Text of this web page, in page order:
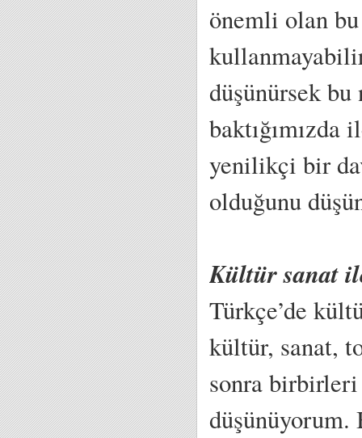
önemli olan bu
düşünürsek bu
baktığımızda
yenilikçi bir
olduğunu
Kültür sanat
Türkçe’de
kültür, sanat,
sonra
düşünüyorum.